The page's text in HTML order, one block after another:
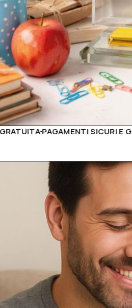
E GARANTITISUPPORTO 24H